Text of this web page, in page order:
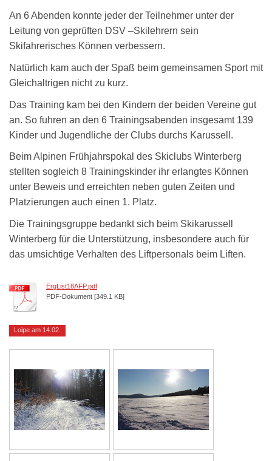
An 6 Abenden konnte jeder der Teilnehmer unter der
Leitung von geprüften DSV –Skilehrern sein
Skifahrerisches Können verbessern.
Natürlich kam auch der Spaß beim gemeinsamen Sport mit
Gleichaltrigen nicht zu kurz.
Das Training kam bei den Kindern der beiden Vereine gut
an. So fuhren an den 6 Trainingsabenden insgesamt 139
Kinder und Jugendliche der Clubs durchs Karussell.
Beim Alpinen Frühjahrspokal des Skiclubs Winterberg
stellten sogleich 8 Trainingskinder ihr erlangtes Können
unter Beweis und erreichten neben guten Zeiten und
Platzierungen auch einen 1. Platz.
Die Trainingsgruppe bedankt sich beim Skikarussell
Winterberg für die Unterstützung, insbesondere auch für
das umsichtige Verhalten des Liftpersonals beim Liften.
ErgList18AFP.pdf
PDF-Dokument [349.1 KB]
Loipe am 14.02.